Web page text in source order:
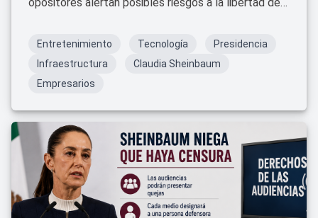
Entretenimiento Tecnología
Presidencia
Infraestructura
Claudia Sheinbaum
Empresarios